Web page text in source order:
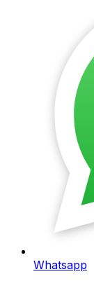
Whatsapp